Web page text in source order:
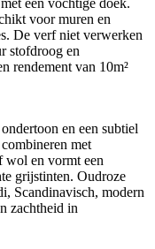
een vochtige doek.
voor muren en
De verf niet verwerken
stofdroog en
rendement van 10m²
en een subtiel
met
wol en vormt een
grijstinten. Oudroze
Scandinavisch, modern
zachtheid in